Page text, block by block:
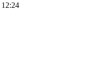
12:24